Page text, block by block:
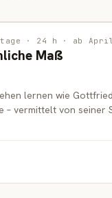
· 24 h · ab
Maß
lernen wie
– vermittelt von seiner